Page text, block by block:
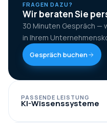
FRAGEN DAZU?
Wir beraten Sie
30 Minuten Gespräch —
in Ihrem
Gespräch buchen
PASSENDE LEISTUNG
KI-Wissenssysteme